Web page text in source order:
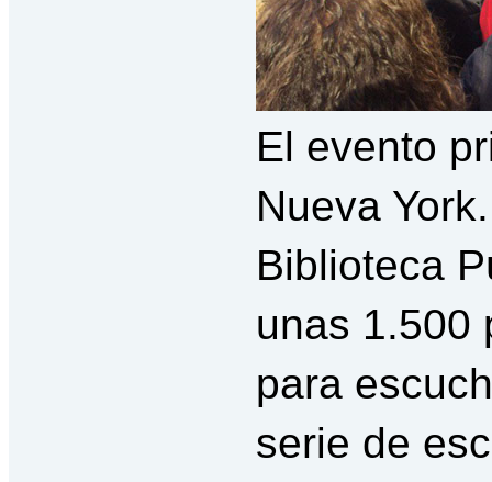
El evento
Nueva
Biblioteca
unas 1.500
para
serie de